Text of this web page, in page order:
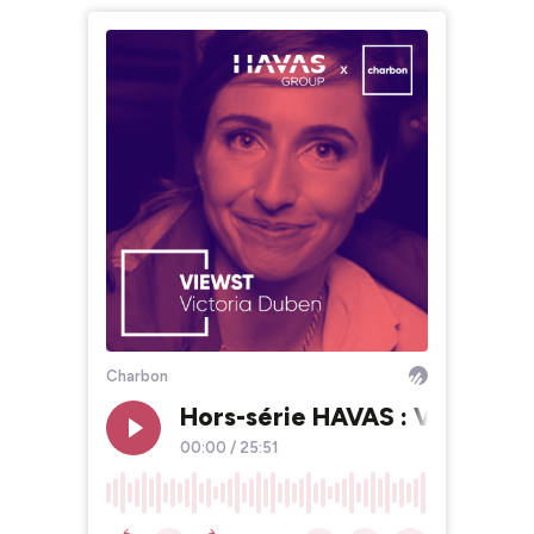
Charbon
Hors-série HAVAS : Victoria
00:00 / 25:51